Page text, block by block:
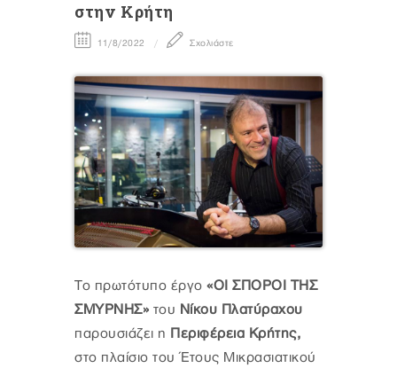
στην Κρήτη
11/8/2022 Σχολιάστε
Το πρωτότυπο έργο «ΟΙ ΣΠΟΡΟΙ ΤΗΣ
ΣΜΥΡΝΗΣ» του Νίκου Πλατύραχου
παρουσιάζει η Περιφέρεια Κρήτης,
στο πλαίσιο του Έτους Μικρασιατικού